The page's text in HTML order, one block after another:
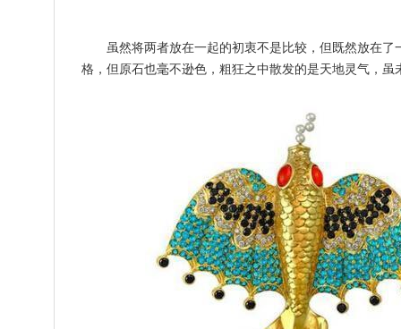
虽然将两者放在一起的初衷不是比较，但既然放在
格，但原石也毫不逊色，粗狂之中散发的是天地灵气，